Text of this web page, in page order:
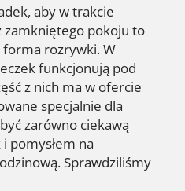
aby w trakcie
zamkniętego pokoju to
rozrywki. W
funkcjonują pod
z nich ma w ofercie
specjalnie dla
zarówno ciekawą
pomysłem na
Sprawdziliśmy